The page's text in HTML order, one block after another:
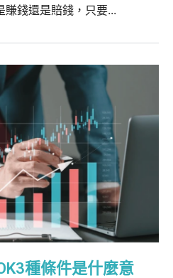
賺錢還是賠錢，只要...
種條件是什麼意